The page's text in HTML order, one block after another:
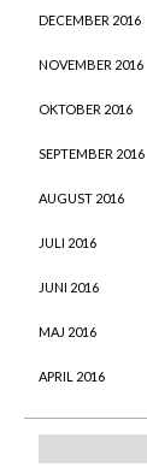
DECEMBER 2016
NOVEMBER 2016
OKTOBER 2016
SEPTEMBER 2016
AUGUST 2016
JULI 2016
JUNI 2016
MAJ 2016
APRIL 2016